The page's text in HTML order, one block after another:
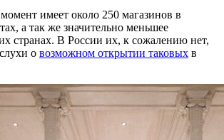
имеет около 250 магазинов в
а так же значительно меньшее
странах. В России их, к сожалению нет,
о возможном открытии таковых в